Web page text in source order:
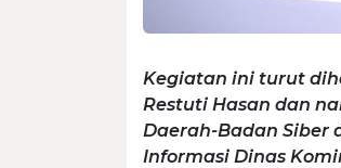
Kegiatan ini turut
Restuti Hasan dan
Daerah-Badan Siber
Informasi Dinas